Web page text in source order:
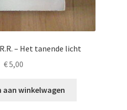
– Het tanende licht
€5,00
aan winkelwagen